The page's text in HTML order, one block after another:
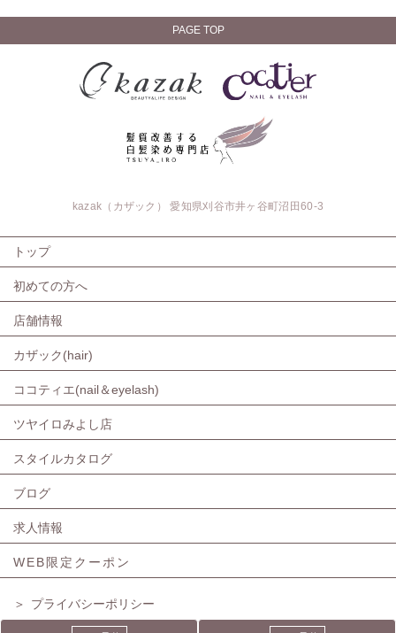
PAGE TOP
kazak（カザック） 愛知県刈谷市井ヶ谷町沼田60-3
トップ
初めての方へ
店舗情報
カザック(hair)
ココティエ(nail＆eyelash)
ツヤイロみよし店
スタイルカタログ
ブログ
求人情報
WEB限定クーポン
＞
プライバシーポリシー
お問合せ